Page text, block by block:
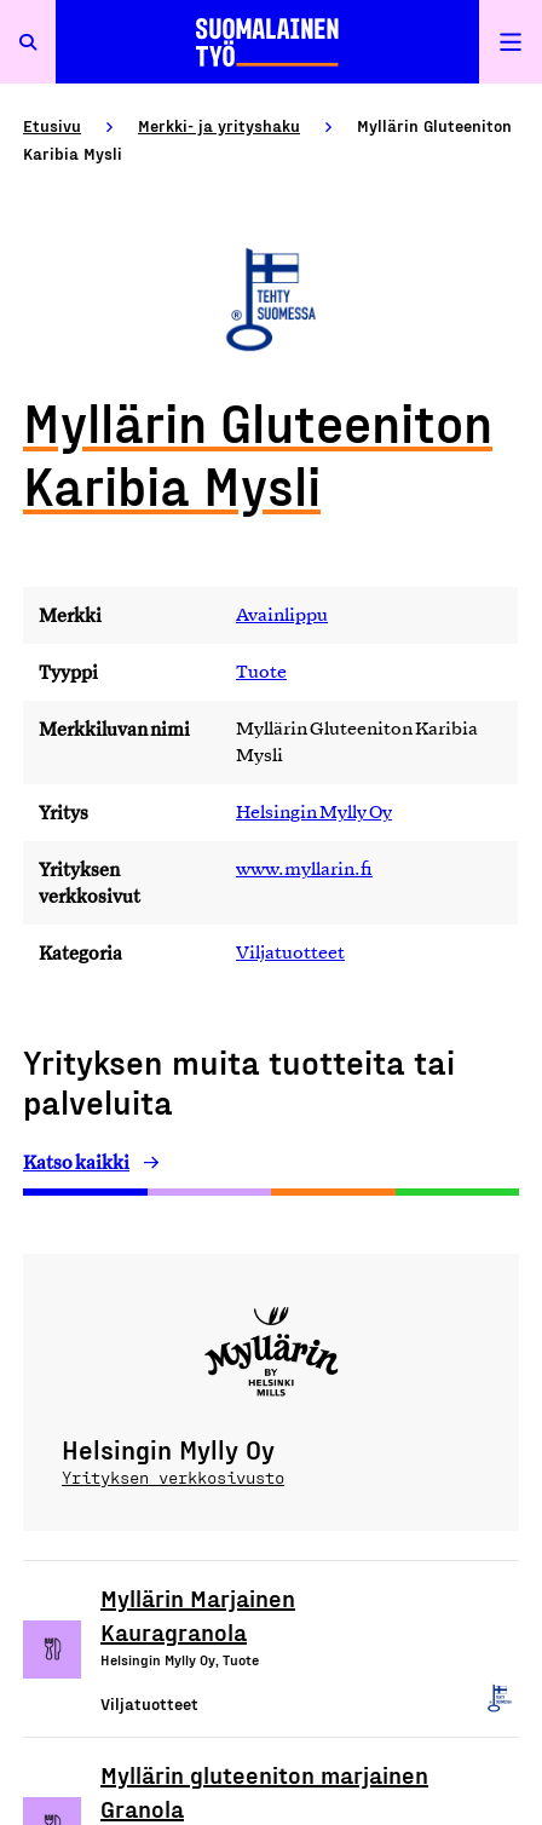
Etusivu Merkki- ja yrityshaku
Myllärin Gluteeniton
Karibia Mysli
Myllärin Gluteeniton
Karibia Mysli
Merkki Avainlippu
Tyyppi Tuote
Merkkiluvan nimi
Myllärin Gluteeniton Karibia
Mysli
Yritys Helsingin Mylly Oy
Yrityksen
verkkosivut
www.myllarin.fi
Kategoria Viljatuotteet
Yrityksen muita tuotteita tai
palveluita
Katso kaikki
Helsingin Mylly Oy
Yrityksen verkkosivusto
Myllärin Marjainen
Kauragranola
Helsingin Mylly Oy, Tuote
Viljatuotteet
Myllärin gluteeniton marjainen
Granola